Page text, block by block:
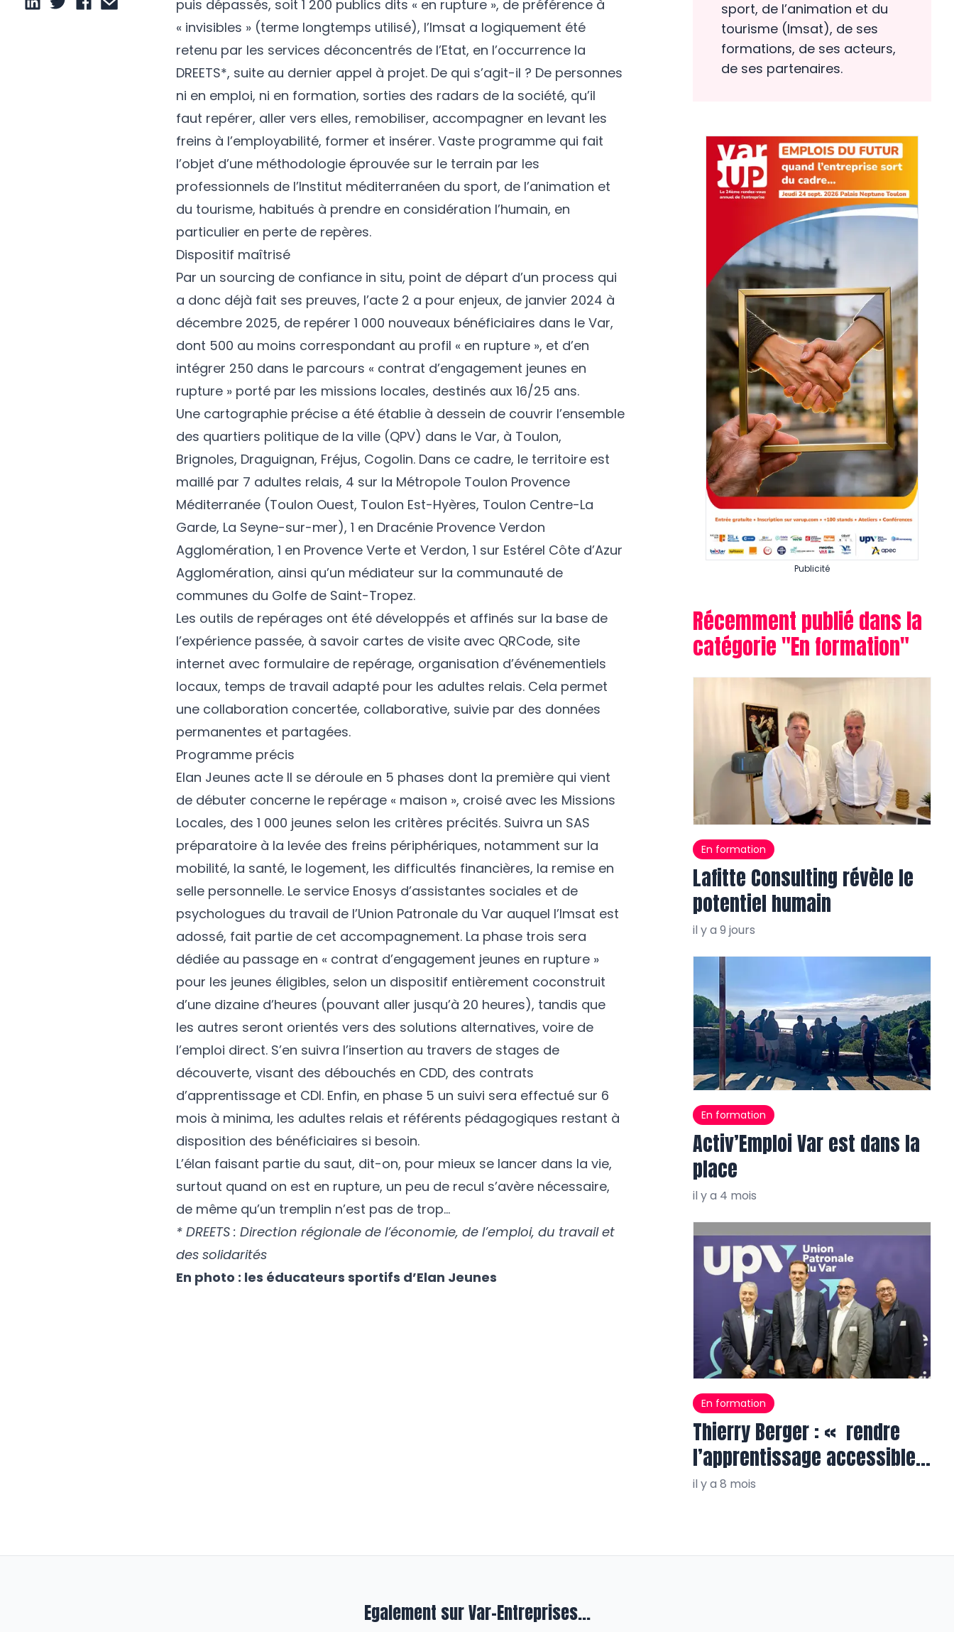
puis dépassés, soit 1 200 publics dits « en rupture », de préférence à
« invisibles » (terme longtemps utilisé), l’Imsat a logiquement été
retenu par les services déconcentrés de l’Etat, en l’occurrence la
DREETS*, suite au dernier appel à projet. De qui s’agit-il ? De personnes
ni en emploi, ni en formation, sorties des radars de la société, qu’il
faut repérer, aller vers elles, remobiliser, accompagner en levant les
freins à l’employabilité, former et insérer. Vaste programme qui fait
l’objet d’une méthodologie éprouvée sur le terrain par les
professionnels de l’Institut méditerranéen du sport, de l’animation et
du tourisme, habitués à prendre en considération l’humain, en
particulier en perte de repères.
Dispositif maîtrisé
Par un sourcing de confiance in situ, point de départ d’un process qui
a donc déjà fait ses preuves, l’acte 2 a pour enjeux, de janvier 2024 à
décembre 2025, de repérer 1 000 nouveaux bénéficiaires dans le Var,
dont 500 au moins correspondant au profil « en rupture », et d’en
intégrer 250 dans le parcours « contrat d’engagement jeunes en
rupture » porté par les missions locales, destinés aux 16/25 ans.
Une cartographie précise a été établie à dessein de couvrir l’ensemble
des quartiers politique de la ville (QPV) dans le Var, à Toulon,
Brignoles, Draguignan, Fréjus, Cogolin. Dans ce cadre, le territoire est
maillé par 7 adultes relais, 4 sur la Métropole Toulon Provence
Méditerranée (Toulon Ouest, Toulon Est-Hyères, Toulon Centre-La
Garde, La Seyne-sur-mer), 1 en Dracénie Provence Verdon
Agglomération, 1 en Provence Verte et Verdon, 1 sur Estérel Côte d’Azur
Agglomération, ainsi qu’un médiateur sur la communauté de
communes du Golfe de Saint-Tropez.
Les outils de repérages ont été développés et affinés sur la base de
l’expérience passée, à savoir cartes de visite avec QRCode, site
internet avec formulaire de repérage, organisation d’événementiels
locaux, temps de travail adapté pour les adultes relais. Cela permet
une collaboration concertée, collaborative, suivie par des données
permanentes et partagées.
Programme précis
Elan Jeunes acte II se déroule en 5 phases dont la première qui vient
de débuter concerne le repérage « maison », croisé avec les Missions
Locales, des 1 000 jeunes selon les critères précités. Suivra un SAS
préparatoire à la levée des freins périphériques, notamment sur la
mobilité, la santé, le logement, les difficultés financières, la remise en
selle personnelle. Le service Enosys d’assistantes sociales et de
psychologues du travail de l’Union Patronale du Var auquel l’Imsat est
adossé, fait partie de cet accompagnement. La phase trois sera
dédiée au passage en « contrat d’engagement jeunes en rupture »
pour les jeunes éligibles, selon un dispositif entièrement coconstruit
d’une dizaine d’heures (pouvant aller jusqu’à 20 heures), tandis que
les autres seront orientés vers des solutions alternatives, voire de
l’emploi direct. S’en suivra l’insertion au travers de stages de
découverte, visant des débouchés en CDD, des contrats
d’apprentissage et CDI. Enfin, en phase 5 un suivi sera effectué sur 6
mois à minima, les adultes relais et référents pédagogiques restant à
disposition des bénéficiaires si besoin.
L’élan faisant partie du saut, dit-on, pour mieux se lancer dans la vie,
surtout quand on est en rupture, un peu de recul s’avère nécessaire,
de même qu’un tremplin n’est pas de trop…
* DREETS : Direction régionale de l’économie, de l’emploi, du travail et
des solidarités
En photo : les éducateurs sportifs d’Elan Jeunes
sport, de l’animation et du
tourisme (Imsat), de ses
formations, de ses acteurs,
de ses partenaires.
Publicité
Récemment publié dans la
catégorie "En formation"
En formation
Lafitte Consulting révèle le
potentiel humain
il y a 9 jours
En formation
Activ’Emploi Var est dans la
place
il y a 4 mois
En formation
Thierry Berger : « rendre
l’apprentissage accessible à
tous, partout »
il y a 8 mois
Egalement sur Var-Entreprises...